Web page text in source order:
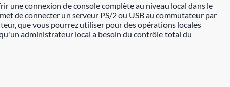
connexion de console complète au niveau local dans le
de connecter un serveur PS/2 ou USB au commutateur par
que vous pourrez utiliser pour des opérations locales
administrateur local a besoin du contrôle total du